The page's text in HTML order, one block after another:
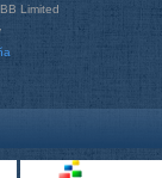
Limited